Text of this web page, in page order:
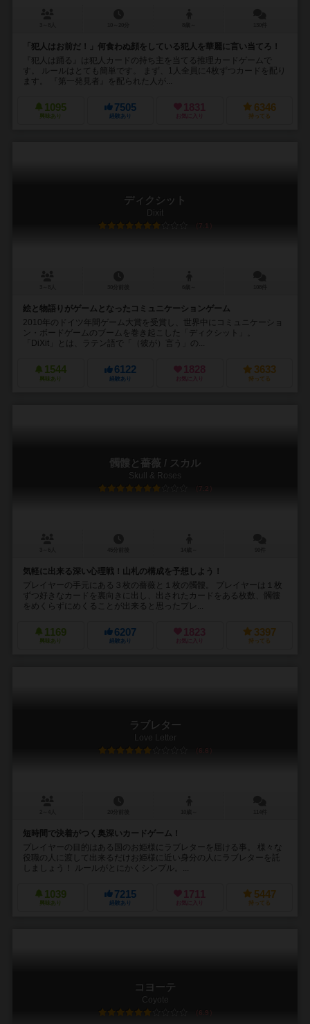
「犯人はお前だ！」何食わぬ顔をしている犯人を華麗に言い当てろ！
『犯人は踊る』は犯人カードの持ち主を当てる推理カードゲームで
す。 ルールはとても簡単です。 まず、1人全員に4枚ずつカードを配り
ます。 『第一発見者』を配られた人が...
1095
興味あり
7505
経験あり
1831
お気に入り
6346
持ってる
ディクシット
Dixit
7.1
絵と物語りがゲームとなったコミュニケーションゲーム
2010年のドイツ年間ゲーム大賞を受賞し、世界中にコミュニケーショ
ン・ボードゲームのブームを巻き起こした「ディクシット」。
「DiXit」とは、ラテン語で「（彼が）言う」の...
1544
興味あり
6122
経験あり
1828
お気に入り
3633
持ってる
髑髏と薔薇 / スカル
Skull & Roses
7.2
気軽に出来る深い心理戦！山札の構成を予想しよう！
プレイヤーの手元にある３枚の薔薇と１枚の髑髏。 プレイヤーは１枚
ずつ好きなカードを裏向きに出し、出されたカードをある枚数、髑髏
をめくらずにめくることが出来ると思ったプレ...
1169
興味あり
6207
経験あり
1823
お気に入り
3397
持ってる
ラブレター
Love Letter
6.6
短時間で決着がつく奥深いカードゲーム！
プレイヤーの目的はある国のお姫様にラブレターを届ける事。 様々な
役職の人に渡して出来るだけお姫様に近い身分の人にラブレターを託
しましょう！ ルールがとにかくシンプル。...
1039
興味あり
7215
経験あり
1711
お気に入り
5447
持ってる
コヨーテ
Coyote
6.9